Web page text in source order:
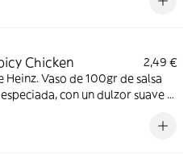
Chicken
2,49 €
Heinz. Vaso de 100gr de salsa
con un dulzor suave y
hace irresistible. El match ideal